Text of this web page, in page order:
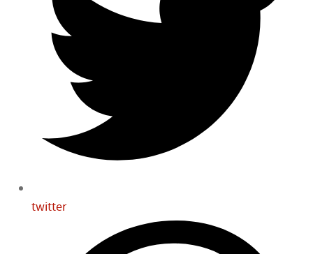
twitter